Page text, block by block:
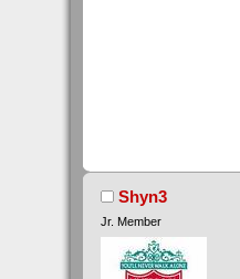
Shyn3
Jr. Member